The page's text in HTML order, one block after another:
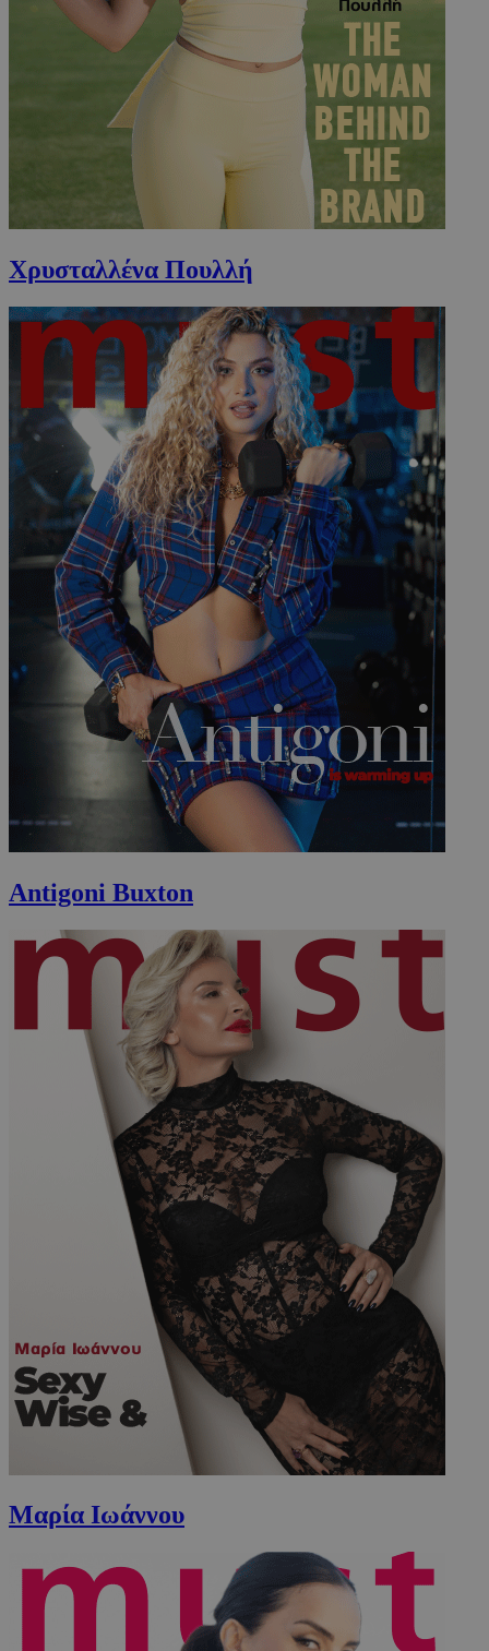
Χρυσταλλένα Πουλλή
Antigoni Buxton
Μαρία Ιωάννου